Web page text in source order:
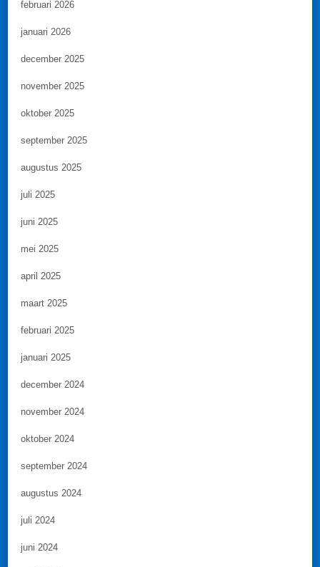
februari 2026
januari 2026
december 2025
november 2025
oktober 2025
september 2025
augustus 2025
juli 2025
juni 2025
mei 2025
april 2025
maart 2025
februari 2025
januari 2025
december 2024
november 2024
oktober 2024
september 2024
augustus 2024
juli 2024
juni 2024